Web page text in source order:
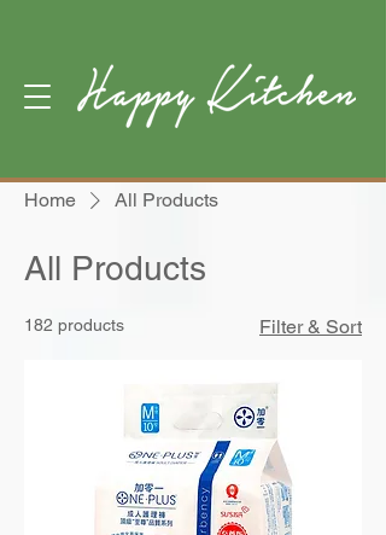
Home All Products
All Products
182 products Filter & Sort